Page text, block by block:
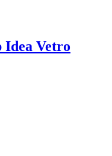
Idea Vetro